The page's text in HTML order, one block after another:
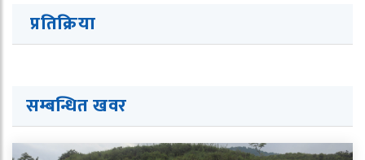
प्रतिक्रिया
सम्बन्धित खवर